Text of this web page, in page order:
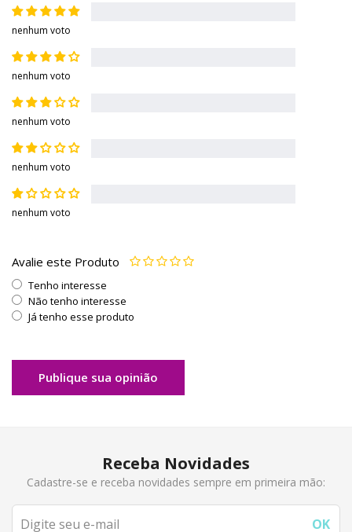
nenhum voto
nenhum voto
nenhum voto
nenhum voto
nenhum voto
Avalie este Produto
Tenho interesse
Não tenho interesse
Já tenho esse produto
Publique sua opinião
Receba Novidades
Cadastre-se e receba novidades sempre em primeira mão: